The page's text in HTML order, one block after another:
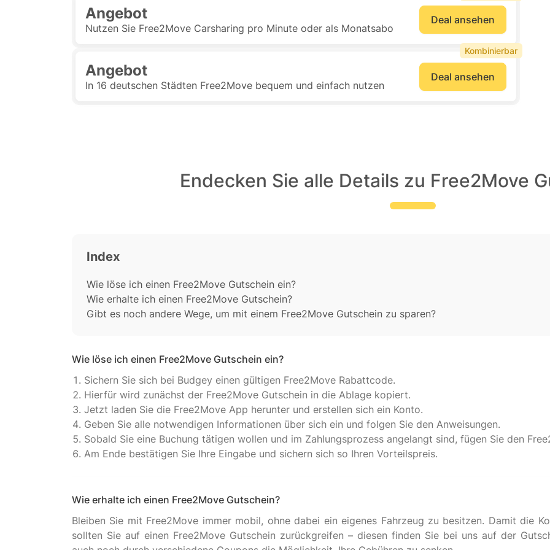
Angebot
Nutzen Sie Free2Move Carsharing pro Minute oder als Monatsabo
Deal ansehen
Angebot
In 16 deutschen Städten Free2Move bequem und einfach nutzen
Deal ansehen
Kombinierbar
Endecken Sie alle Details zu Free2Move
Index
Wie löse ich einen Free2Move Gutschein ein?
Wie erhalte ich einen Free2Move Gutschein?
Gibt es noch andere Wege, um mit einem Free2Move Gutschein zu sparen?
Wie löse ich einen Free2Move Gutschein ein?
Sichern Sie sich bei Budgey einen gültigen Free2Move Rabattcode.
Hierfür wird zunächst der Free2Move Gutschein in die Ablage kopiert.
Jetzt laden Sie die Free2Move App herunter und erstellen sich ein Konto.
Geben Sie alle notwendigen Informationen über sich ein und folgen Sie den Anweisungen.
Sobald Sie eine Buchung tätigen wollen und im Zahlungsprozess angelangt sind, fügen Sie den
Am Ende bestätigen Sie Ihre Eingabe und sichern sich so Ihren Vorteilspreis.
Wie erhalte ich einen Free2Move Gutschein?
Bleiben Sie mit Free2Move immer mobil, ohne dabei ein eigenes Fahrzeug zu besitzen. Damit die
sollten Sie auf einen Free2Move Gutschein zurückgreifen – diesen finden Sie bei uns auf der